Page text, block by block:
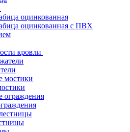
оцинкованная
оцинкованная с ПВХ
кровли